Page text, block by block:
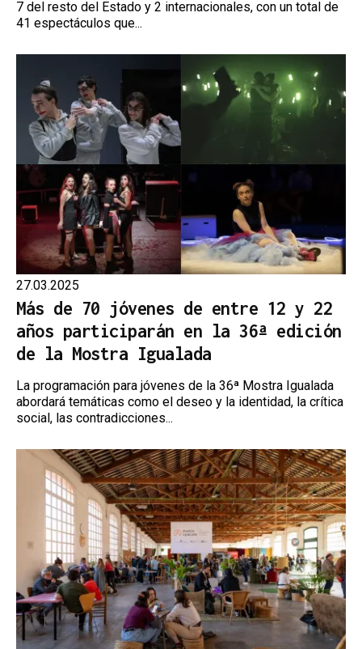
7 del resto del Estado y 2 internacionales, con un total de
41 espectáculos que...
27.03.2025
Más de 70 jóvenes de entre 12 y 22
años participarán en la 36ª edición
de la Mostra Igualada
La programación para jóvenes de la 36ª Mostra Igualada
abordará temáticas como el deseo y la identidad, la crítica
social, las contradicciones...